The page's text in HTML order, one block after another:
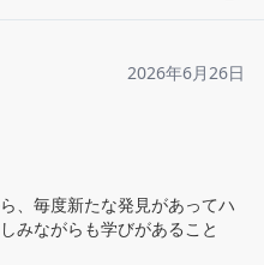
2026年6月26日
、毎度新たな発見があってハ
みながらも学びがあること